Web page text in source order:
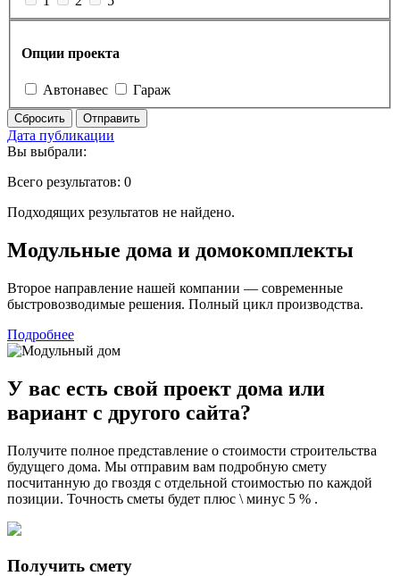
Опции проекта
Автонавес Гараж
Сбросить Отправить
Дата публикации
Вы выбрали:
Всего результатов: 0
Подходящих результатов не найдено.
Модульные дома и домокомплекты
Второе направление нашей компании — современные
быстровозводимые решения. Полный цикл производства.
Подробнее
У вас есть свой проект дома или
вариант с другого сайта?
Получите полное представление о стоимости строительства
будущего дома. Мы отправим вам подробную смету
посчитанную до гвоздя с отдельной стоимостью по каждой
позиции. Точность сметы будет плюс \ минус 5 % .
Получить смету